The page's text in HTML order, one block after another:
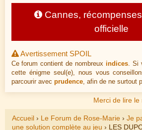
Cannes,
officielle
Avertissement SPOIL
Ce forum contient de nombreux indices . Si
cette énigme seul(e), nous vous
parcourir avec prudence, afin de ne surtout
Merci de lire le
Accueil › Le Forum de Rose-Marie › Je
une solution complète au jeu › LES